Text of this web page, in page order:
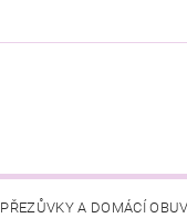
PŘEZŮVKY A DOMÁCÍ OBUV